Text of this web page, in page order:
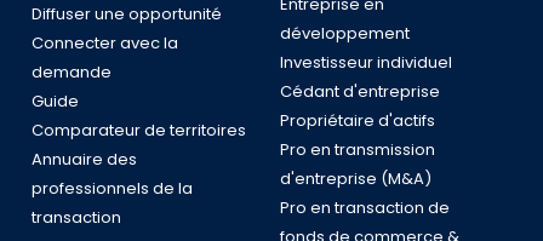
Diffuser une opportunité
Connecter avec la
demande
Guide
Comparateur de territoires
Annuaire des
professionnels de la
transaction
développement
Investisseur individuel
Cédant d'entreprise
Propriétaire d'actifs
Pro en transmission
d'entreprise (M&A)
Pro en transaction de